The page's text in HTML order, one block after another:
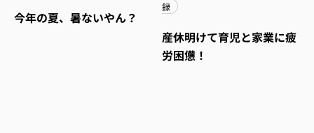
今年の夏、暑ないやん？
録
産休明けて育児と家業に疲
労困憊！